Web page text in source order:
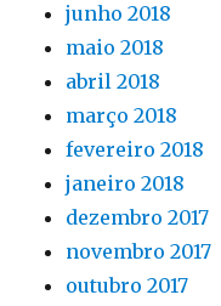
junho 2018
maio 2018
abril 2018
março 2018
fevereiro 2018
janeiro 2018
dezembro 2017
novembro 2017
outubro 2017